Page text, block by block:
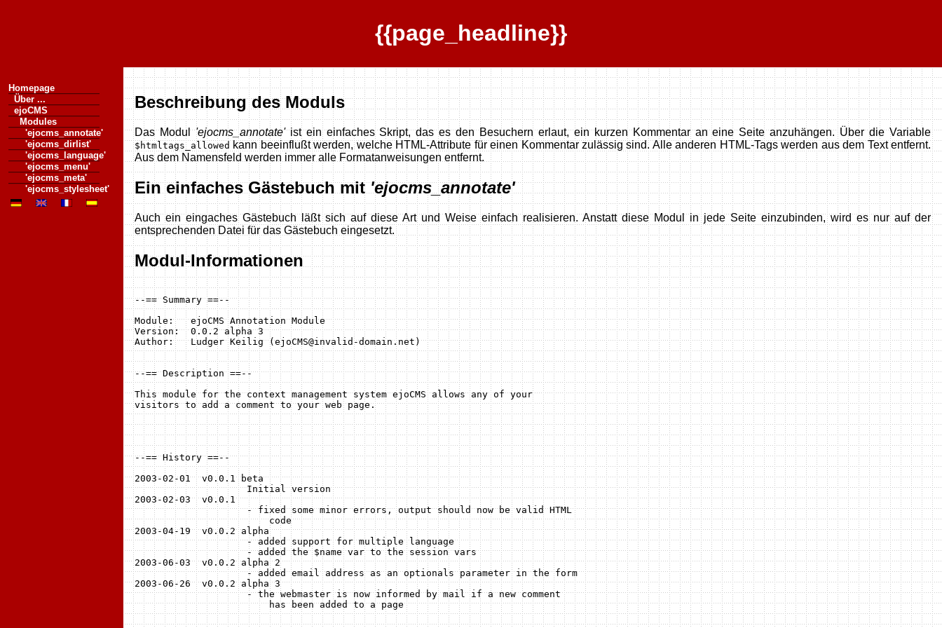
{{page_headline}}
Homepage
Über ...
ejoCMS
Modules
'ejocms_annotate'
'ejocms_dirlist'
'ejocms_language'
'ejocms_menu'
'ejocms_meta'
'ejocms_stylesheet'
Beschreibung des Moduls
Das Modul'ejocms_annotate'ist ein einfaches Skript, das es den Besuchern erlaut, ein kurzen Kommentar an eine Seite anzuhängen. Über die Variable
$htmltags_allowedkann beeinflußt werden, welche HTML-Attribute für einen Kommentar zulässig sind. Alle anderen HTML-Tags werden aus dem Text entfernt.
Aus dem Namensfeld werden immer alle Formatanweisungen entfernt.
Ein einfaches Gästebuch mit'ejocms_annotate'
Auch ein eingaches Gästebuch läßt sich auf diese Art und Weise einfach realisieren. Anstatt diese Modul in jede Seite einzubinden, wird es nur auf der
entsprechenden Datei für das Gästebuch eingesetzt.
Modul-Informationen
--== Summary ==--
Module:   ejoCMS Annotation Module
Version:  0.0.2 alpha 3
Author:   Ludger Keilig (ejoCMS@invalid-domain.net)
--== Description ==--
This module for the context management system ejoCMS allows any of your
visitors to add a comment to your web page.
--== History ==--
2003-02-01  v0.0.1 beta
                    Initial version
2003-02-03  v0.0.1
                    - fixed some minor errors, output should now be valid HTML
                        code
2003-04-19  v0.0.2 alpha
                    - added support for multiple language
                    - added the $name var to the session vars
2003-06-03  v0.0.2 alpha 2
                    - added email address as an optionals parameter in the form
2003-06-26  v0.0.2 alpha 3
                    - the webmaster is now informed by mail if a new comment
                        has been added to a page